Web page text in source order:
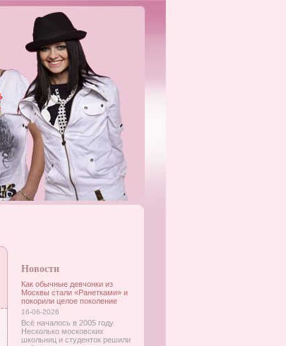
Новости
Как обычные девчонки из
Москвы стали «Ранетками» и
покорили целое поколение
16-06-2026
Всё началось в 2005 году.
Несколько московских
школьниц и студенток решили